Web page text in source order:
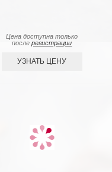
Цена доступна только
послерегистрации
УЗНАТЬ ЦЕНУ